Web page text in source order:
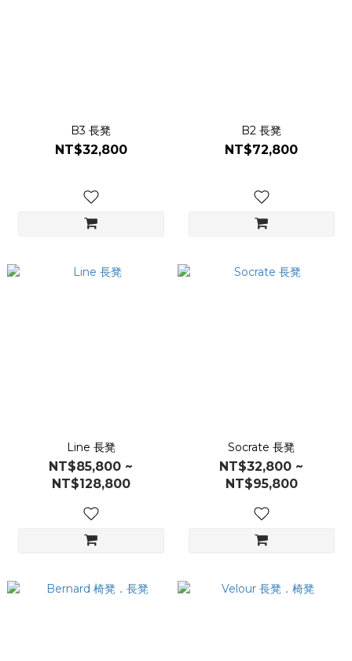
B3 長凳
NT$32,800
B2 長凳
NT$72,800
Line 長凳
NT$85,800 ~
NT$128,800
Socrate 長凳
NT$32,800 ~
NT$95,800